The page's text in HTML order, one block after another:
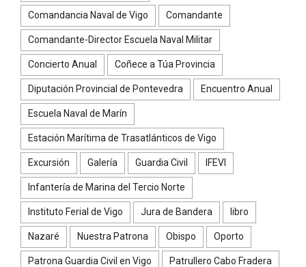
Comandancia Naval de Vigo Comandante
Comandante-Director Escuela Naval Militar
Concierto Anual Coñece a Túa Provincia
Diputación Provincial de Pontevedra Encuentro Anual
Escuela Naval de Marín
Estación Marítima de Trasatlánticos de Vigo
Excursión Galería Guardia Civil IFEVI
Infantería de Marina del Tercio Norte
Instituto Ferial de Vigo Jura de Bandera libro
Nazaré Nuestra Patrona Obispo Oporto
Patrona Guardia Civil en Vigo Patrullero Cabo Fradera